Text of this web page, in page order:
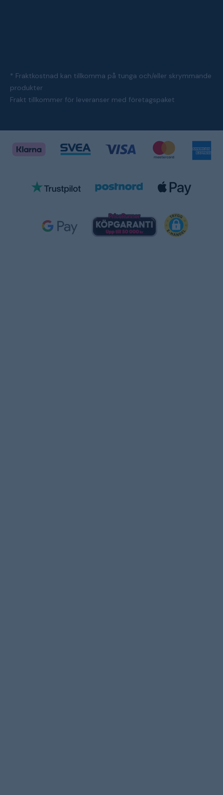
* Fraktkostnad kan tillkomma på tunga och/eller skrymmande
produkter
Frakt tillkommer för leveranser med företagspaket